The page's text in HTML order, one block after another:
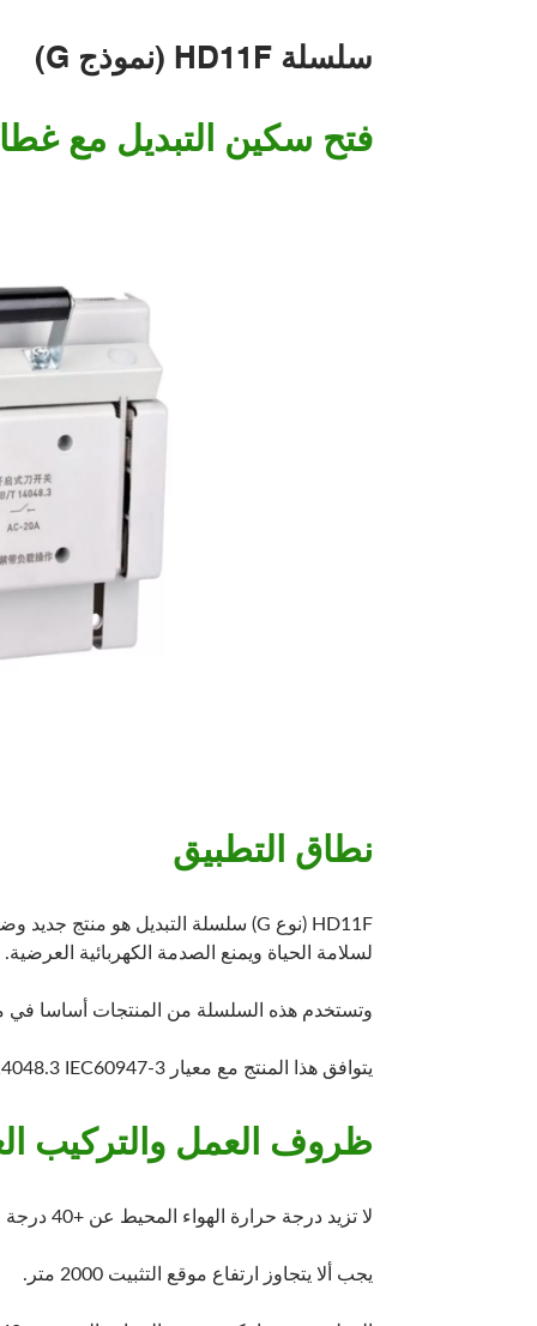
سلسلة HD11F (نموذج G)
فتح سكين التبديل مع
نطاق التطبيق
لسلامة الحياة ويمنع الصدمة الكهربائية العرضية.
وتستخدم هذه السلسلة من المنتجات أساسا في
يتوافق هذا المنتج مع معيار GB / T14048.3 IEC60947-3.
ظروف العمل والتركيب
لا تزيد درجة حرارة الهواء المحيط عن +40 درجة مئوية ولا تقل عن -5 درجة مئوية.
يجب ألا يتجاوز ارتفاع موقع التثبيت 2000 متر.